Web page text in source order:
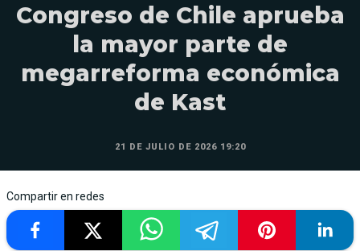
Congreso de Chile aprueba
la mayor parte de
megarreforma económica
de Kast
21 DE JULIO DE 2026 19:20
Compartir en redes